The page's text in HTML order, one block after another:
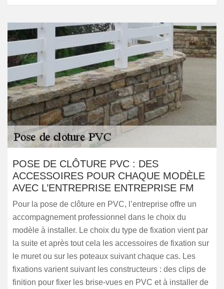
POSE DE CLÔTURE PVC : DES
ACCESSOIRES POUR CHAQUE MODÈLE
AVEC L’ENTREPRISE ENTREPRISE FM
Pour la pose de clôture en PVC, l’entreprise offre un
accompagnement professionnel dans le choix du
modèle à installer. Le choix du type de fixation vient par
la suite et après tout cela les accessoires de fixation sur
le muret ou sur les poteaux suivant chaque cas. Les
fixations varient suivant les constructeurs : des clips de
finition pour fixer les brise-vues en PVC et à installer de